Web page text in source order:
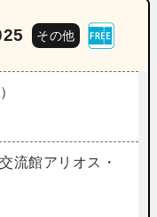
その他
流館アリオス・